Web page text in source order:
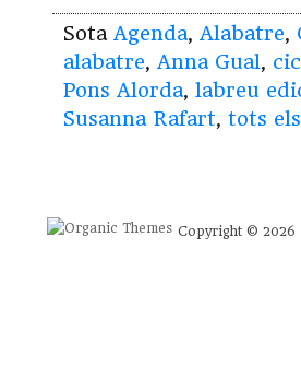
Sota Agenda, Alabatre,
alabatre, Anna Gual,
Pons Alorda, labreu
Susanna Rafart, tots
Copyright © 2026